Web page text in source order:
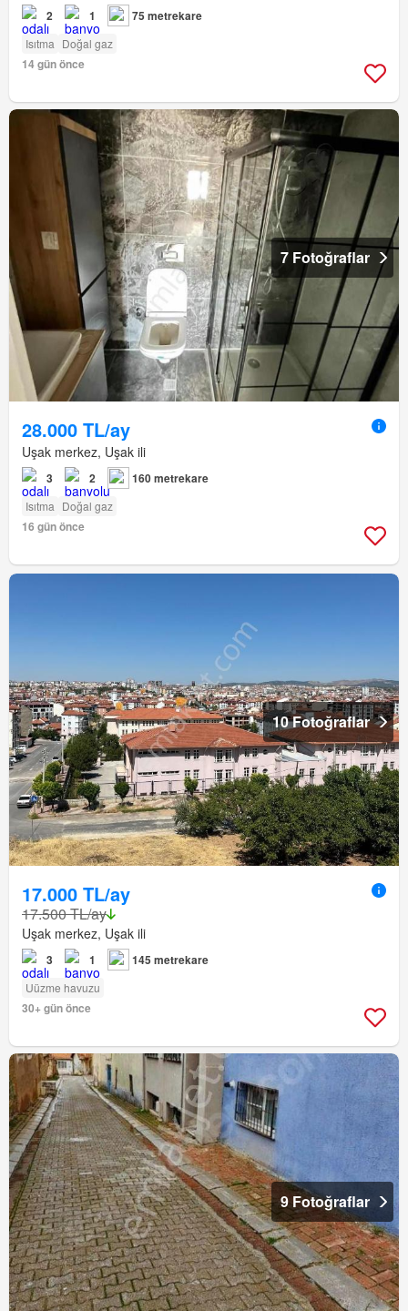
2 1 75 metrekare
Isıtma Doğal gaz
14 gün önce
7 Fotoğraflar
28.000 TL/ay
Uşak merkez, Uşak ili
3 2 160 metrekare
Isıtma Doğal gaz
16 gün önce
10 Fotoğraflar
17.000 TL/ay
17.500 TL/ay
Uşak merkez, Uşak ili
3 1 145 metrekare
Uüzme havuzu
30+ gün önce
9 Fotoğraflar